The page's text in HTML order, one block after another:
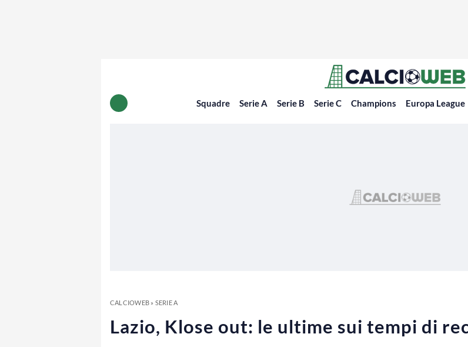
Squadre Serie A Serie B Serie C Champions Europa League
CALCIOWEB» SERIE A
Lazio, Klose out: le ultime sui tempi di